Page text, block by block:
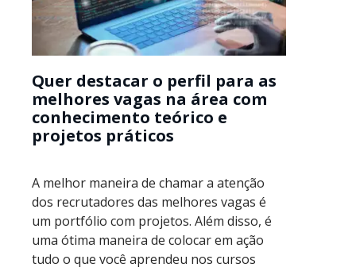
Quer destacar o perfil para as
melhores vagas na área com
conhecimento teórico e
projetos práticos
A melhor maneira de chamar a atenção
dos recrutadores das melhores vagas é
um portfólio com projetos. Além disso, é
uma ótima maneira de colocar em ação
tudo o que você aprendeu nos cursos